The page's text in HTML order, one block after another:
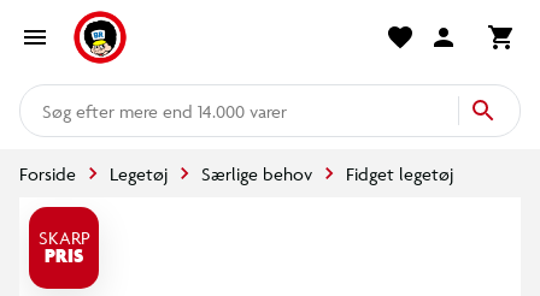
mere end 14.000 varer
Forside Legetøj Særlige behov Fidget legetøj
SKARP
PRIS